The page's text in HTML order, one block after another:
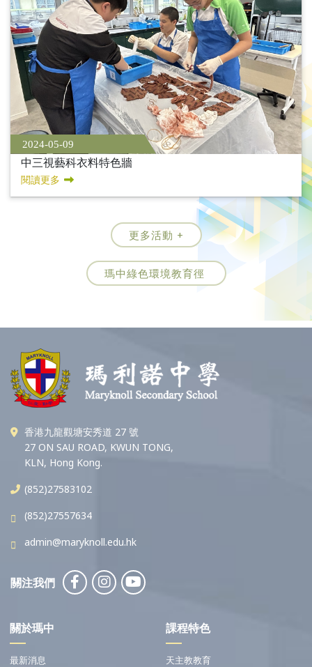
2024-05-09
中三視藝科衣料特色牆
閱讀更多
更多活動 +
瑪中綠色環境教育徑
香港九龍觀塘安秀道 27 號
27 ON SAU ROAD, KWUN TONG,
KLN, Hong Kong.
(852)27583102
(852)27557634
admin@maryknoll.edu.hk
關注我們
關於瑪中
最新消息
課程特色
天主教教育